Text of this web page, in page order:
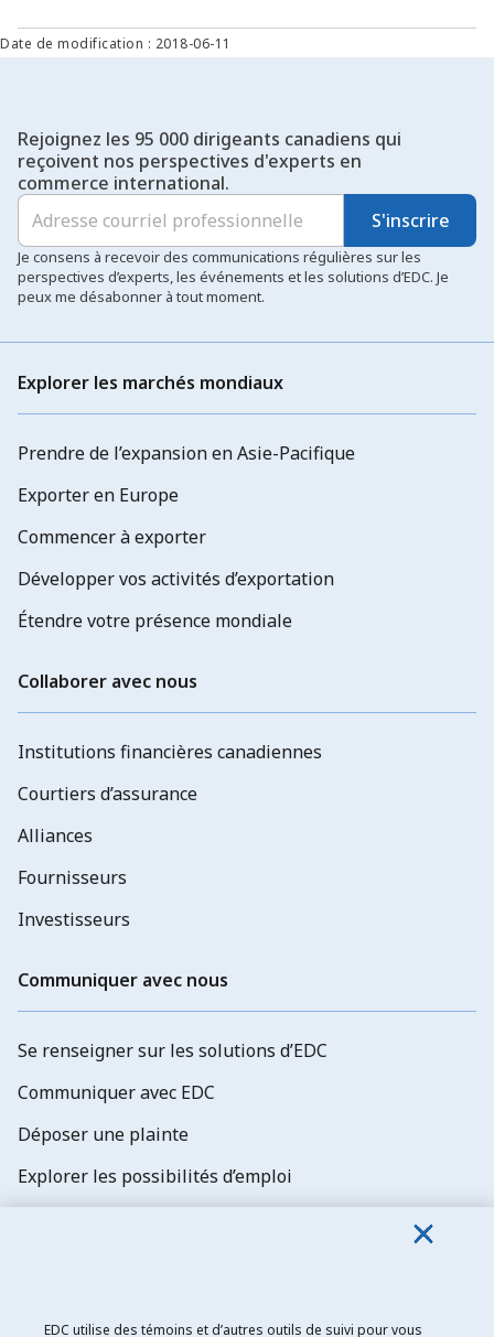
Date de modification : 2018-06-11
Rejoignez les 95 000 dirigeants canadiens qui
reçoivent nos perspectives d'experts en
commerce international.
S'inscrire
Je consens à recevoir des communications régulières sur les
perspectives d’experts, les événements et les solutions d’EDC. Je
peux me désabonner à tout moment.
Explorer les marchés mondiaux
Prendre de l’expansion en Asie-Pacifique
Exporter en Europe
Commencer à exporter
Développer vos activités d’exportation
Étendre votre présence mondiale
Collaborer avec nous
Institutions financières canadiennes
Courtiers d’assurance
Alliances
Fournisseurs
Investisseurs
Communiquer avec nous
Se renseigner sur les solutions d’EDC
Communiquer avec EDC
Déposer une plainte
Explorer les possibilités d’emploi
EDC utilise des témoins et d’autres outils de suivi pour vous